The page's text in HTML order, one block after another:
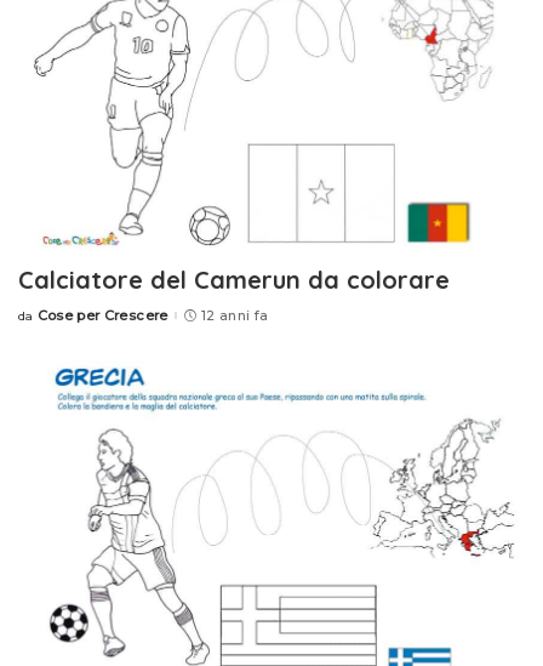
Calciatore del Camerun da colorare
Posted
da Cose per Crescere 12 anni fa